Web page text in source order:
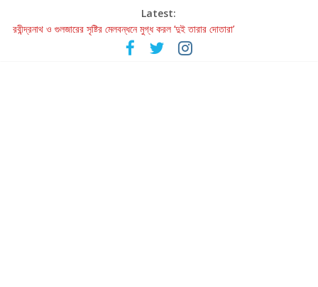
Latest:
হাওয়া বদলের টলিউডে ‘তুমি এলে তাই’
রবীন্দ্রনাথ ও গুলজারের সৃষ্টির মেলবন্ধনে মুগ্ধ করল ‘দুই তারার দোতারা’
কলের গান থেকে রীলস্ — বাঙালির গান শোনার বিবর্তনের গল্প